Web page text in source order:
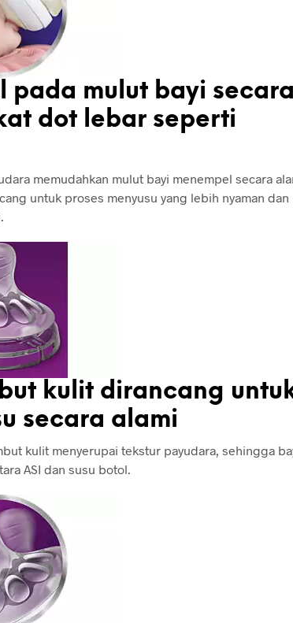
pada mulut bayi secara
dot lebar seperti
memudahkan mulut bayi menempel secara
untuk proses menyusu yang lebih nyaman dan
kulit dirancang
secara alami
kulit menyerupai tekstur payudara, sehingga
ASI dan susu botol.